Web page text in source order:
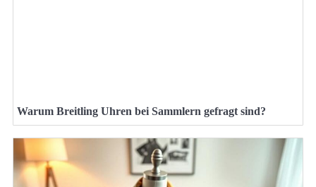
Warum Breitling Uhren bei Sammlern gefragt sind?